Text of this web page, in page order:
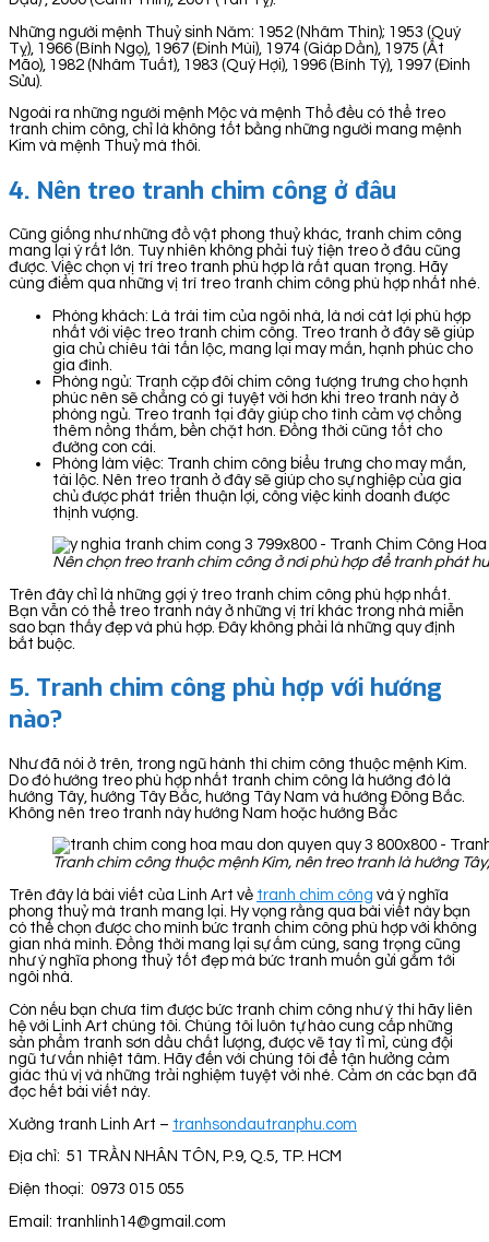
Những người mệnh Thuỷ sinh Năm: 1952 (Nhâm Thìn); 1953 (Quý
Tỵ), 1966 (Bính Ngọ), 1967 (Đinh Mùi), 1974 (Giáp Dần), 1975 (Ất
Mão), 1982 (Nhâm Tuất), 1983 (Quý Hợi), 1996 (Bính Tý), 1997 (Đinh
Sửu).
Ngoài ra những người mệnh Mộc và mệnh Thổ đều có thể treo
tranh chim công, chỉ là không tốt bằng những người mang mệnh
Kim và mệnh Thuỷ mà thôi.
4. Nên treo tranh chim công ở đâu
Cũng giống như những đồ vật phong thuỷ khác, tranh chim công
mang lại ý rất lớn. Tuy nhiên không phải tuỳ tiện treo ở đâu cũng
được. Việc chọn vị trí treo tranh phù hợp là rất quan trọng. Hãy
cùng điểm qua những vị trí treo tranh chim công phù hợp nhất nhé.
Phòng khách: Là trái tim của ngôi nhà, là nơi cát lợi phù hợp
nhất với việc treo tranh chim công. Treo tranh ở đây sẽ giúp
gia chủ chiêu tài tấn lộc, mang lại may mắn, hạnh phúc cho
gia đình.
Phòng ngủ: Tranh cặp đôi chim công tượng trưng cho hạnh
phúc nên sẽ chẳng có gì tuyệt vời hơn khi treo tranh này ở
phòng ngủ. Treo tranh tại đây giúp cho tình cảm vợ chồng
thêm nồng thắm, bền chặt hơn. Đồng thời cũng tốt cho
đường con cái.
Phòng làm việc: Tranh chim công biểu trưng cho may mắn,
tài lộc. Nên treo tranh ở đây sẽ giúp cho sự nghiệp của gia
chủ được phát triển thuận lợi, công việc kinh doanh được
thịnh vượng.
Nên chọn treo tranh chim công ở nơi phù hợp để tranh phát
Trên đây chỉ là những gợi ý treo tranh chim công phù hợp nhất.
Bạn vẫn có thể treo tranh này ở những vị trí khác trong nhà miễn
sao bạn thấy đẹp và phù hợp. Đây không phải là những quy định
bắt buộc.
5. Tranh chim công phù hợp với hướng
nào?
Như đã nói ở trên, trong ngũ hành thì chim công thuộc mệnh Kim.
Do đó hướng treo phù hợp nhất tranh chim công là hướng đó là
hướng Tây, hướng Tây Bắc, hướng Tây Nam và hướng Đông Bắc.
Không nên treo tranh này hướng Nam hoặc hướng Bắc
Tranh chim công thuộc mệnh Kim, nên treo tranh là hướng
Trên đây là bài viết của Linh Art về tranh chim công và ý nghĩa
phong thuỷ mà tranh mang lại. Hy vọng rằng qua bài viết này bạn
có thể chọn được cho mình bức tranh chim công phù hợp với không
gian nhà mình. Đồng thời mang lại sự ấm cúng, sang trọng cũng
như ý nghĩa phong thuỷ tốt đẹp mà bức tranh muốn gửi gắm tới
ngôi nhà.
Còn nếu bạn chưa tìm được bức tranh chim công như ý thì hãy liên
hệ với Linh Art chúng tôi. Chúng tôi luôn tự hào cung cấp những
sản phẩm tranh sơn dầu chất lượng, được vẽ tay tỉ mỉ, cùng đội
ngũ tư vấn nhiệt tâm. Hãy đến với chúng tôi để tận hưởng cảm
giác thú vị và những trải nghiệm tuyệt vời nhé. Cảm ơn các bạn đã
đọc hết bài viết này.
Xưởng tranh Linh Art – tranhsondautranphu.com
Địa chỉ: 51 TRẦN NHÂN TÔN, P.9, Q.5, TP. HCM
Điện thoại: 0973 015 055
Email: tranhlinh14@gmail.com